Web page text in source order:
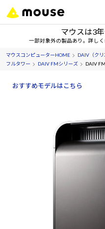
マウスは3
一部対象外の製品あり。詳し
マウスコンピューターHOME DAIV（クリ
フルタワー
DAIV FMシリーズ DAIV
おすすめモデルはこちら